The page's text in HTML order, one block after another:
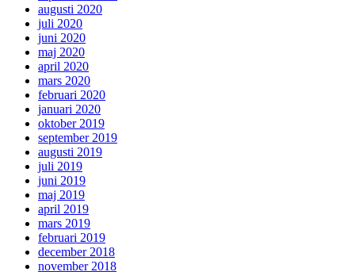
augusti 2020
juli 2020
juni 2020
maj 2020
april 2020
mars 2020
februari 2020
januari 2020
oktober 2019
september 2019
augusti 2019
juli 2019
juni 2019
maj 2019
april 2019
mars 2019
februari 2019
december 2018
november 2018